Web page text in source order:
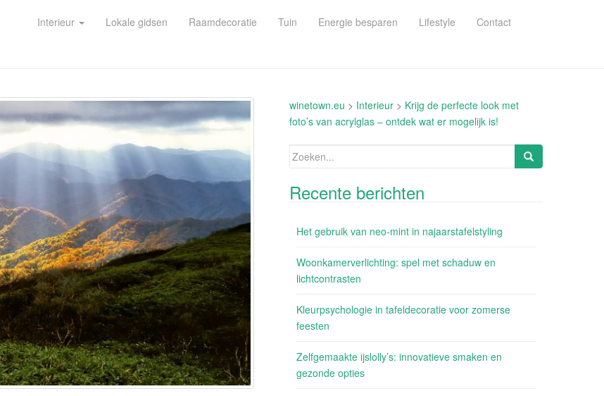
Interieur Lokale gidsen Raamdecoratie Tuin Energie besparen Lifestyle Contact
winetown.eu > Interieur > Krijg de perfecte look met
foto’s van acrylglas – ontdek wat er mogelijk is!
Zoeken
Recente berichten
Het gebruik van neo-mint in najaarstafelstyling
Woonkamerverlichting: spel met schaduw en
lichtcontrasten
Kleurpsychologie in tafeldecoratie voor zomerse
feesten
Zelfgemaakte ijslolly’s: innovatieve smaken en
gezonde opties